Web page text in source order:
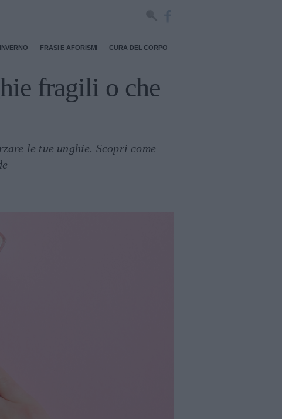
FRASI E AFORISMI CURA DEL CORPO
fragili o che
le tue unghie. Scopri come